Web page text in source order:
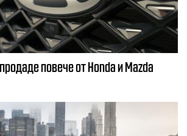
повече от Honda и Mazda